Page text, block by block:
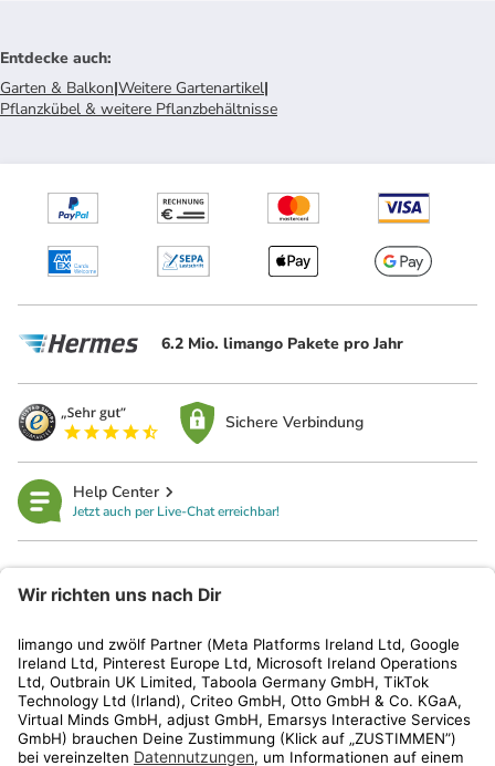
Entdecke auch:
Garten & Balkon|Weitere Gartenartikel|
Pflanzkübel & weitere Pflanzbehältnisse
6.2 Mio. limango Pakete pro Jahr
Sichere Verbindung
Help Center
Jetzt auch per Live-Chat erreichbar!
Kundenservice
Shop